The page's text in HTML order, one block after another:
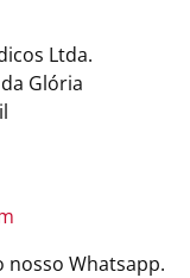
Ltda.
Glória
nosso Whatsapp.